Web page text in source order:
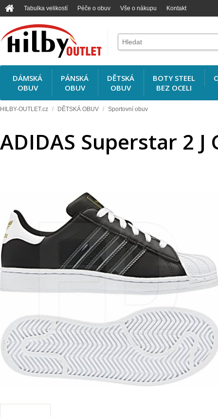
Tabulka velikostí Péče o obuv Vše o nákupu Kontakt
DÁMSKÁ
OBUV
PÁNSKÁ
OBUV
DĚTSKÁ
OBUV
BOTY STEEL
BEZ OCELI
HILBY-OUTLET.cz / DĚTSKÁ OBUV / Sportovní obuv
ADIDAS Superstar 2 J